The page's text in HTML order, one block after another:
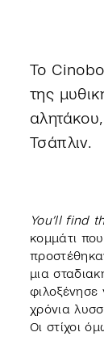
Το
της
Τσάπλιν.
You’ll find
κομμάτι
μια
φιλοξένησε
χρόνια
Οι στίχοι